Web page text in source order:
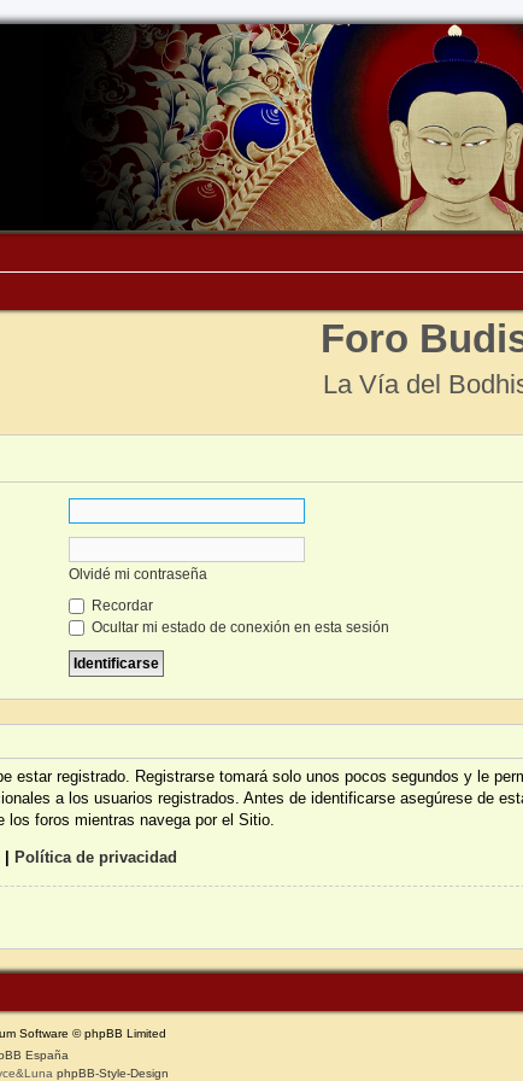
Foro
La Vía del
Olvidé mi contraseña
Recordar
Ocultar mi estado de conexión en esta sesión
estar registrado. Registrarse tomará solo unos pocos segundos y le
a los usuarios registrados. Antes de identificarse asegúrese de
los foros mientras navega por el Sitio.
| Política de privacidad
Software © phpBB Limited
España
phpBB-Style-Design